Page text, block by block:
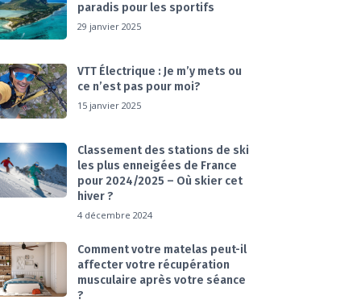
paradis pour les sportifs
29 janvier 2025
VTT Électrique : Je m’y mets ou
ce n’est pas pour moi?
15 janvier 2025
Classement des stations de ski
les plus enneigées de France
pour 2024/2025 – Où skier cet
hiver ?
4 décembre 2024
Comment votre matelas peut-il
affecter votre récupération
musculaire après votre séance
?